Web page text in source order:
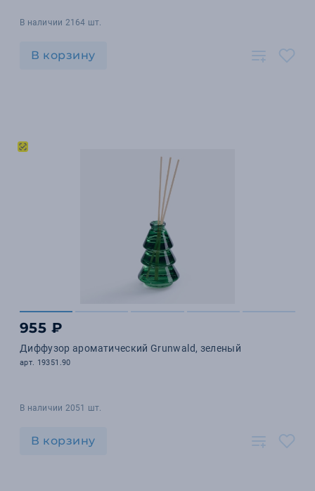
В наличии 2164 шт.
В корзину
955 ₽
Диффузор ароматический Grunwald, зеленый
арт. 19351.90
В наличии 2051 шт.
В корзину